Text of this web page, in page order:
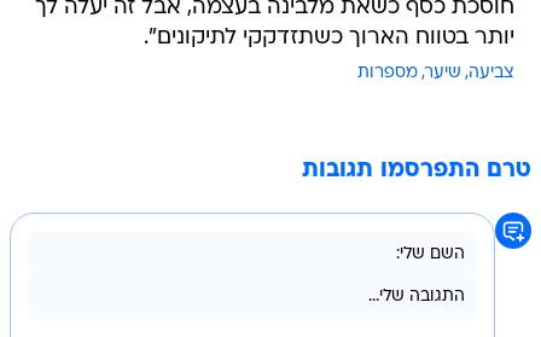
חוסכת כסף כשאת מלבינה בעצמה, אבל זה יעלה לך
יותר בטווח הארוך כשתזדקקי לתיקונים".
צביעה שיער מספרות
טרם התפרסמו תגובות